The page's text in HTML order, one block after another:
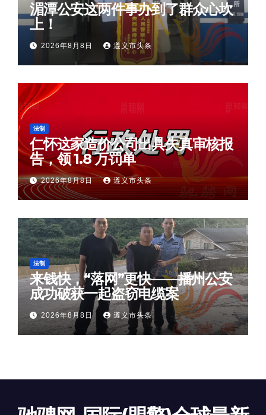
湄潭公安这两件事办到了群众心坎
上！
2026年8月8日 遵义市头条
法制
仁怀这家造价公司出具失真审核报
告，领 1.8 万罚单
2026年8月8日 遵义市头条
法制
来钱快，“落网”更快——播州公安
成功破获一起盗窃电缆案
2026年8月8日 遵义市头条